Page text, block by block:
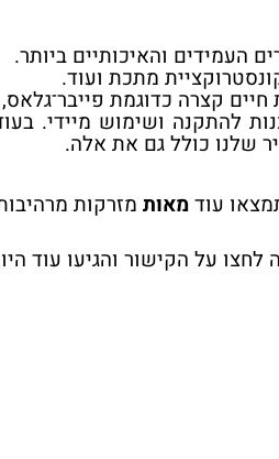
העמידים והאיכותיים ביותר.
מתכת ועוד.
קצרה כדוגמת
להתקנה ושימוש מיידי.
שלנו כולל גם את אלה.
עודמאות מזרקות
לחצו על הקישור והגיעו עוד